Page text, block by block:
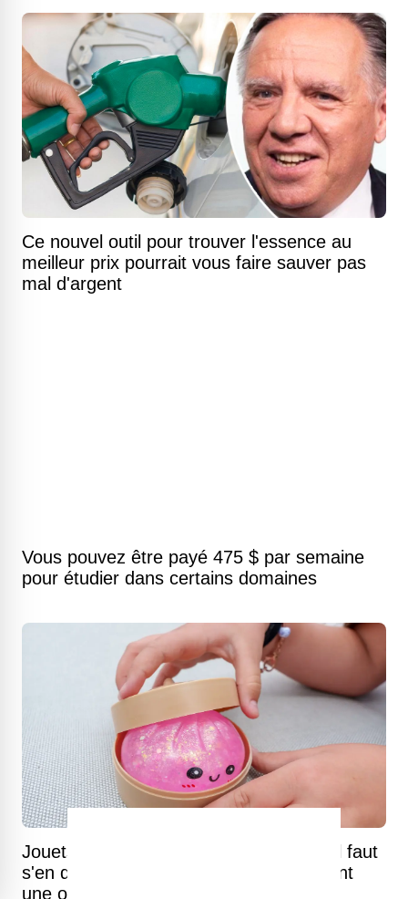
Ce nouvel outil pour trouver l'essence au
meilleur prix pourrait vous faire sauver pas
mal d'argent
Vous pouvez être payé 475 $ par semaine
pour étudier dans certains domaines
Jouets "squishy dumplings" : pourquoi il faut
s'en débarrasser immédiatement s'ils ont
une odeur